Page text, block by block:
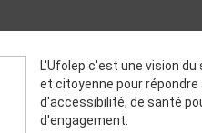
L'Ufolep c'est une vision
et citoyenne pour répondre
d'accessibilité, de santé
d'engagement.